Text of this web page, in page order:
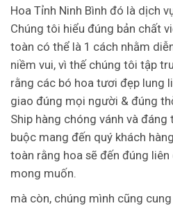
Hoa Tỉnh Ninh Bình đó là dịch
Chúng tôi hiểu đúng bản chất
toàn có thể là 1 cách nhằm
niềm vui, vì thế chúng tôi tập
rằng các bó hoa tươi đẹp lung
giao đúng mọi người & đúng
Ship hàng chóng vánh và
buộc mang đến quý khách
toàn rằng hoa sẽ đến đúng
mong muốn.
mà còn, chúng mình cũng